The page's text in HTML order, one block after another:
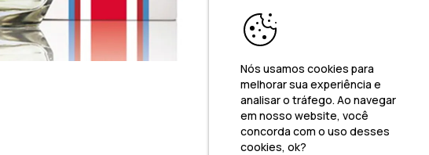
Nós usamos cookies para
melhorar sua experiência e
analisar o tráfego. Ao navegar
em nosso website, você
concorda com o uso desses
cookies, ok?